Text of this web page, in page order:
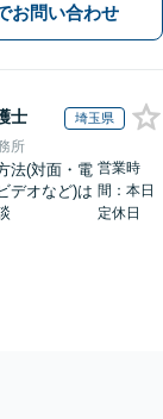
お問い合わせ
士 埼玉県
所
法(対面・電
デオなど)は
営業時
間：本日
定休日